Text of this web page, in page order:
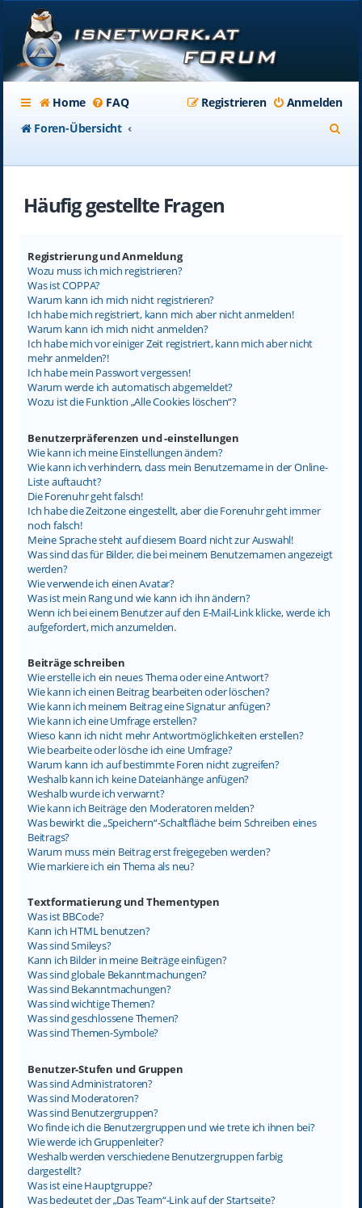
Home FAQ Anmelden
Registrieren
Foren-Übersicht
Häufig gestellte Fragen
Registrierung und Anmeldung
Wozu muss ich mich registrieren?
Was ist COPPA?
Warum kann ich mich nicht registrieren?
Ich habe mich registriert, kann mich aber nicht anmelden!
Warum kann ich mich nicht anmelden?
Ich habe mich vor einiger Zeit registriert, kann mich aber nicht
mehr anmelden?!
Ich habe mein Passwort vergessen!
Warum werde ich automatisch abgemeldet?
Wozu ist die Funktion „Alle Cookies löschen“?
Benutzerpräferenzen und -einstellungen
Wie kann ich meine Einstellungen ändern?
Wie kann ich verhindern, dass mein Benutzername in der Online-
Liste auftaucht?
Die Forenuhr geht falsch!
Ich habe die Zeitzone eingestellt, aber die Forenuhr geht immer
noch falsch!
Meine Sprache steht auf diesem Board nicht zur Auswahl!
Was sind das für Bilder, die bei meinem Benutzernamen angezeigt
werden?
Wie verwende ich einen Avatar?
Was ist mein Rang und wie kann ich ihn ändern?
Wenn ich bei einem Benutzer auf den E-Mail-Link klicke, werde ich
aufgefordert, mich anzumelden.
Beiträge schreiben
Wie erstelle ich ein neues Thema oder eine Antwort?
Wie kann ich einen Beitrag bearbeiten oder löschen?
Wie kann ich meinem Beitrag eine Signatur anfügen?
Wie kann ich eine Umfrage erstellen?
Wieso kann ich nicht mehr Antwortmöglichkeiten erstellen?
Wie bearbeite oder lösche ich eine Umfrage?
Warum kann ich auf bestimmte Foren nicht zugreifen?
Weshalb kann ich keine Dateianhänge anfügen?
Weshalb wurde ich verwarnt?
Wie kann ich Beiträge den Moderatoren melden?
Was bewirkt die „Speichern“-Schaltfläche beim Schreiben eines
Beitrags?
Warum muss mein Beitrag erst freigegeben werden?
Wie markiere ich ein Thema als neu?
Textformatierung und Thementypen
Was ist BBCode?
Kann ich HTML benutzen?
Was sind Smileys?
Kann ich Bilder in meine Beiträge einfügen?
Was sind globale Bekanntmachungen?
Was sind Bekanntmachungen?
Was sind wichtige Themen?
Was sind geschlossene Themen?
Was sind Themen-Symbole?
Benutzer-Stufen und Gruppen
Was sind Administratoren?
Was sind Moderatoren?
Was sind Benutzergruppen?
Wo finde ich die Benutzergruppen und wie trete ich ihnen bei?
Wie werde ich Gruppenleiter?
Weshalb werden verschiedene Benutzergruppen farbig
dargestellt?
Was ist eine Hauptgruppe?
Was bedeutet der „Das Team“-Link auf der Startseite?